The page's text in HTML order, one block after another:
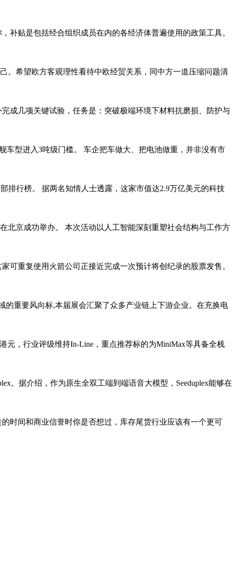
补贴是包括经合组织成员在内的各经济体普遍使用的政策工具。
。希望欧方客观理性看待中欧经贸关系，同中方一道压缩问题清
成几项关键试验，任务是：突破极端环境下材料抗磨损、防护与
车型进入3吨级门槛。 车企把车做大、把电池做重，并非没有市
排行榜。 据两名知情人士透露，这家市值达2.9万亿美元的科技
北京成功举办。 本次活动以人工智能深刻重塑社会结构与工作方
可重复使用火箭公司正接近完成一次预计将创纪录的股票发售。
的重要风向标,本届展会汇聚了众多产业链上下游企业。在充换电
元，行业评级维持In-Line，重点推荐标的为MiniMax等具备全栈
。据介绍，作为原生全双工端到端语音大模型，Seeduplex能够在
时间和商业信誉时你是否想过，库存尾货行业应该有一个更可